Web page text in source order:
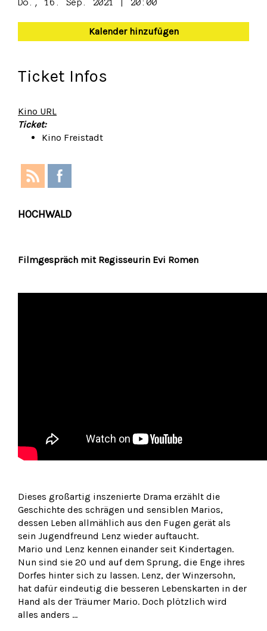
Do., 16. Sep. 2021 | 20:00
Kalender hinzufügen
Ticket Infos
Kino URL
Ticket:
Kino Freistadt
HOCHWALD
Filmgespräch mit Regisseurin Evi Romen
Dieses großartig inszenierte Drama erzählt die
Geschichte des schrägen und sensiblen Marios,
dessen Leben allmählich aus den Fugen gerät als
sein Jugendfreund Lenz wieder auftaucht.
Mario und Lenz kennen einander seit Kindertagen.
Nun sind sie 20 und auf dem Sprung, die Enge ihres
Dorfes hinter sich zu lassen. Lenz, der Winzersohn,
hat dafür eindeutig die besseren Lebenskarten in der
Hand als der Träumer Mario. Doch plötzlich wird
alles anders …